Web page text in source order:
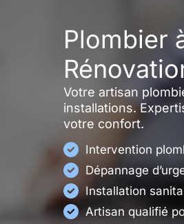
Plombier
Votre artisan
installations.
votre confort.
Intervention
Dépannage
Installation
Artisan qualifié